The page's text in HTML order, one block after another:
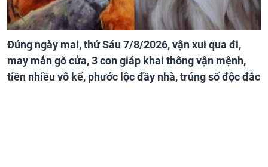
Đúng ngày mai, thứ Sáu 7/8/2026, vận xui qua đi,
may mắn gõ cửa, 3 con giáp khai thông vận mệnh,
tiền nhiều vô kể, phước lộc đầy nhà, trúng số độc đắc